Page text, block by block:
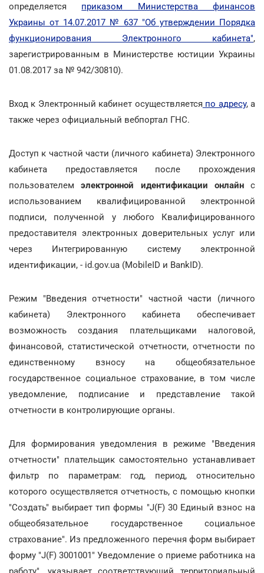
определяется приказом Министерства финансов
Украины от 14.07.2017 № 637 "Об утверждении Порядка
функционирования Электронного кабинета",
зарегистрированным в Министерстве юстиции Украины
01.08.2017 за № 942/30810).
Вход к Электронный кабинет осуществляется по адресу, а
также через официальный вебпортал ГНС.
Доступ к частной части (личного кабинета) Электронного
кабинета предоставляется после прохождения
пользователемэлектронной идентификации онлайнс
использованием квалифицированной электронной
подписи, полученной у любого Квалифицированного
предоставителя электронных доверительных услуг или
через Интегрированную систему электронной
идентификации, - id.gov.ua (MobileID и BankID).
Режим "Введения отчетности" частной части (личного
кабинета) Электронного кабинета обеспечивает
возможность создания плательщиками налоговой,
финансовой, статистической отчетности, отчетности по
единственному взносу на общеобязательное
государственное социальное страхование, в том числе
уведомление, подписание и представление такой
отчетности в контролирующие органы.
Для формирования уведомления в режиме "Введения
отчетности" плательщик самостоятельно устанавливает
фильтр по параметрам: год, период, относительно
которого осуществляется отчетность, с помощью кнопки
"Создать" выбирает тип формы "J(F) 30 Единый взнос на
общеобязательное государственное социальное
страхование". Из предложенного перечня форм выбирает
форму "J(F) 3001001" Уведомление о приеме работника на